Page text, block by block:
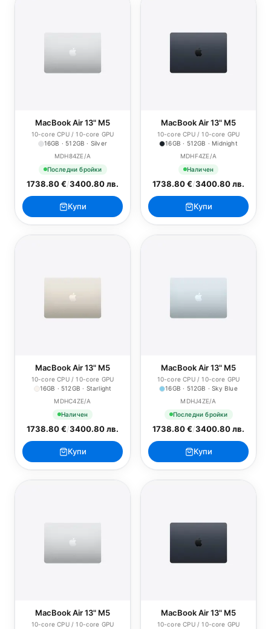
MacBook Air 13" M5
10-core CPU / 10-core GPU
16GB · 512GB · Silver
MDH84ZE/A
Последни бройки
1738.80 €/3400.80 лв.
Купи
MacBook Air 13" M5
10-core CPU / 10-core GPU
16GB · 512GB · Midnight
MDHF4ZE/A
Наличен
1738.80 €/3400.80 лв.
Купи
MacBook Air 13" M5
10-core CPU / 10-core GPU
16GB · 512GB · Starlight
MDHC4ZE/A
Наличен
1738.80 €/3400.80 лв.
Купи
MacBook Air 13" M5
10-core CPU / 10-core GPU
16GB · 512GB · Sky Blue
MDHJ4ZE/A
Последни бройки
1738.80 €/3400.80 лв.
Купи
MacBook Air 13" M5
10-core CPU / 10-core GPU
MacBook Air 13" M5
10-core CPU / 10-core GPU